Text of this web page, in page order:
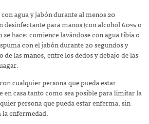
agua y jabón durante al menos 20
desinfectante para manos (con alcohol 60% o
se hace: comience lavándose con agua tibia o
con el jabón durante 20 segundos y
las manos, entre los dedos y debajo de las
cualquier persona que pueda estar
en casa tanto como sea posible para limitar la
persona que pueda estar enferma, sin
enfermedad.